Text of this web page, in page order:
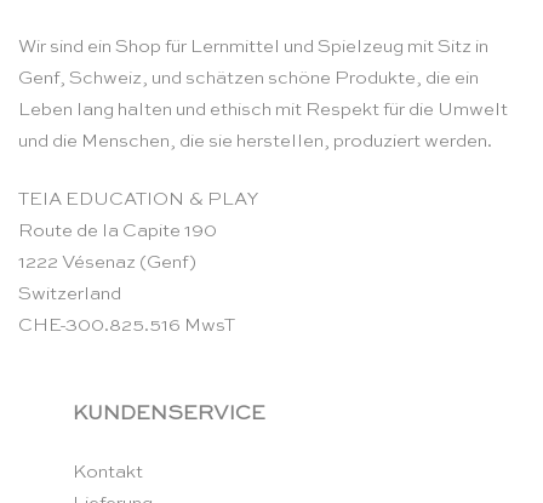
Wir sind ein Shop für Lernmittel und Spielzeug mit Sitz in
Genf, Schweiz, und schätzen schöne Produkte, die ein
Leben lang halten und ethisch mit Respekt für die Umwelt
und die Menschen, die sie herstellen, produziert werden.
TEIA EDUCATION & PLAY
Route de la Capite 190
1222 Vésenaz (Genf)
Switzerland
CHE-300.825.516 MwsT
KUNDENSERVICE
Kontakt